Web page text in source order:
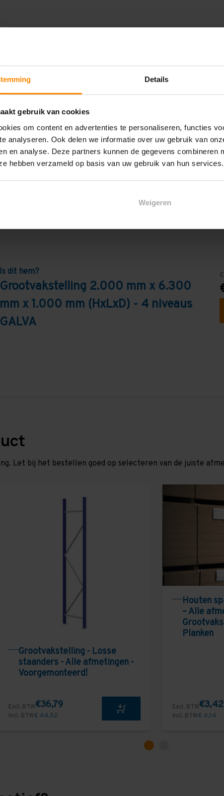
Details
gebruik van cookies
om content en advertenties te personaliseren, functies
analyseren. Ook delen we informatie over uw gebruik van
en analyse. Deze partners kunnen de gegevens combineren
hebben verzameld op basis van uw gebruik van hun
Weigeren
4
Galva
Is dit hem?
Grootvakstelling 2.000 mm x 6.300
mm x 1.000 mm (HxLxD) - 4 niveaus
GALVA
Let bij het bestellen goed op selecteren van de juiste
Grootvakstelling - Losse
staanders - Alle afmetingen -
Voorgemonteerd!
Excl. BTW€36,79
Incl. BTW€ 44,52
Houten
– Alle
Planken
Excl. BTW€3,42
Incl. BTW€ 4,14